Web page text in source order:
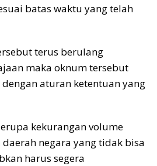
batas waktu yang telah
terus berulang
maka oknum tersebut
aturan ketentuan yang
kekurangan volume
negara yang tidak bisa
harus segera